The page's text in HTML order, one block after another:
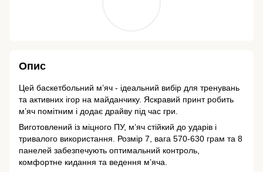
Опис
Цей баскетбольний м’яч - ідеальний вибір для тренувань
та активних ігор на майданчику. Яскравий принт робить
м’яч помітним і додає драйву під час гри.
Виготовлений із міцного ПУ, м’яч стійкий до ударів і
тривалого використання. Розмір 7, вага 570-630 грам та 8
панелей забезпечують оптимальний контроль,
комфортне кидання та ведення м’яча.